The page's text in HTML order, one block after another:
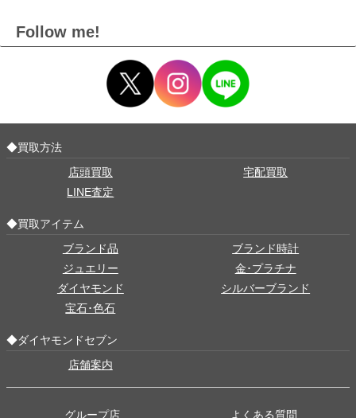
Follow me!
◆買取方法
店頭買取
宅配買取
LINE査定
◆買取アイテム
ブランド品
ブランド時計
ジュエリー
金･プラチナ
ダイヤモンド
シルバーブランド
宝石･色石
◆ダイヤモンドセブン
店舗案内
グループ店 よくある質問